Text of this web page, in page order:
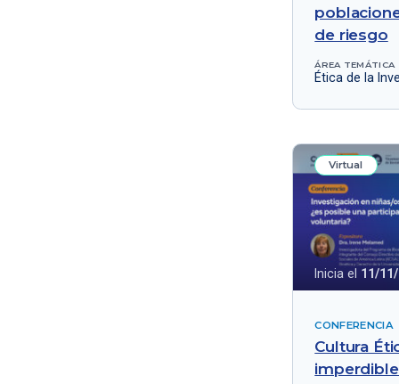
de riesgo
ÁREA TEMÁTICA
Ética de la
Virtual
Inicia el 11/
CONFERENCIA
Cultura